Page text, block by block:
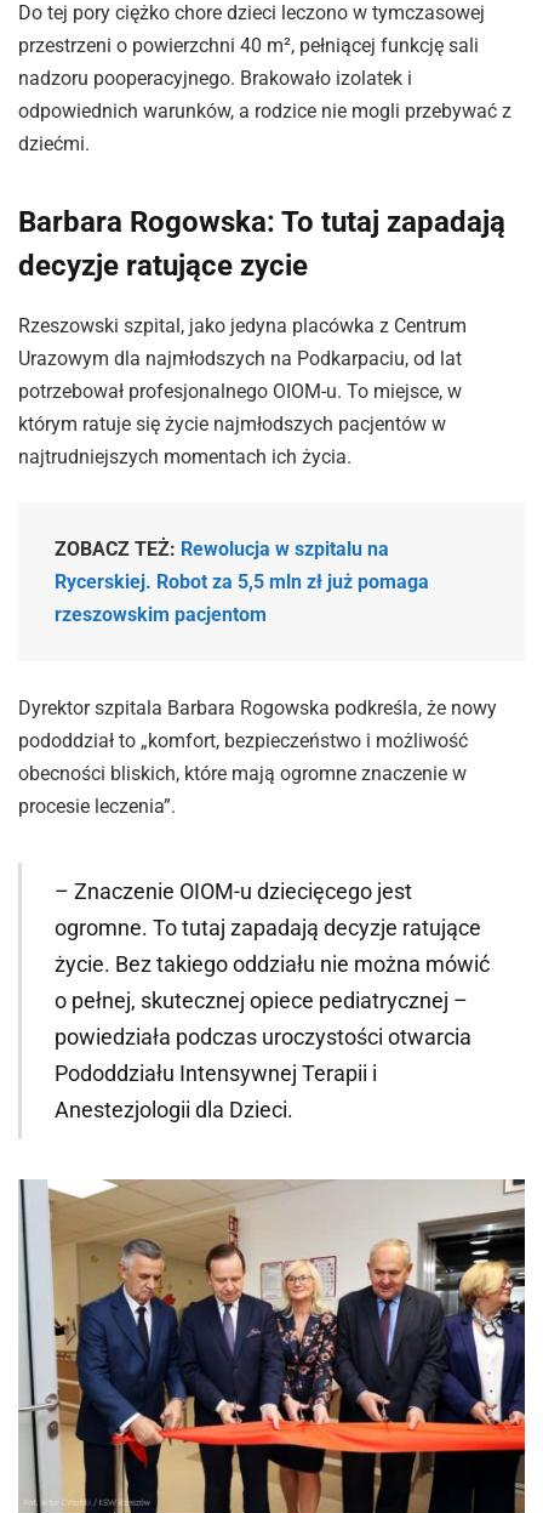
Do tej pory ciężko chore dzieci leczono w tymczasowej
przestrzeni o powierzchni 40 m², pełniącej funkcję sali
nadzoru pooperacyjnego. Brakowało izolatek i
odpowiednich warunków, a rodzice nie mogli przebywać z
dziećmi.
Barbara Rogowska: To tutaj zapadają
decyzje ratujące zycie
Rzeszowski szpital, jako jedyna placówka z Centrum
Urazowym dla najmłodszych na Podkarpaciu, od lat
potrzebował profesjonalnego OIOM-u. To miejsce, w
którym ratuje się życie najmłodszych pacjentów w
najtrudniejszych momentach ich życia.
ZOBACZ TEŻ: Rewolucja w szpitalu na
Rycerskiej. Robot za 5,5 mln zł już pomaga
rzeszowskim pacjentom
Dyrektor szpitala Barbara Rogowska podkreśla, że nowy
pododdział to „komfort, bezpieczeństwo i możliwość
obecności bliskich, które mają ogromne znaczenie w
procesie leczenia”.
– Znaczenie OIOM-u dziecięcego jest
ogromne. To tutaj zapadają decyzje ratujące
życie. Bez takiego oddziału nie można mówić
o pełnej, skutecznej opiece pediatrycznej –
powiedziała podczas uroczystości otwarcia
Pododdziału Intensywnej Terapii i
Anestezjologii dla Dzieci.